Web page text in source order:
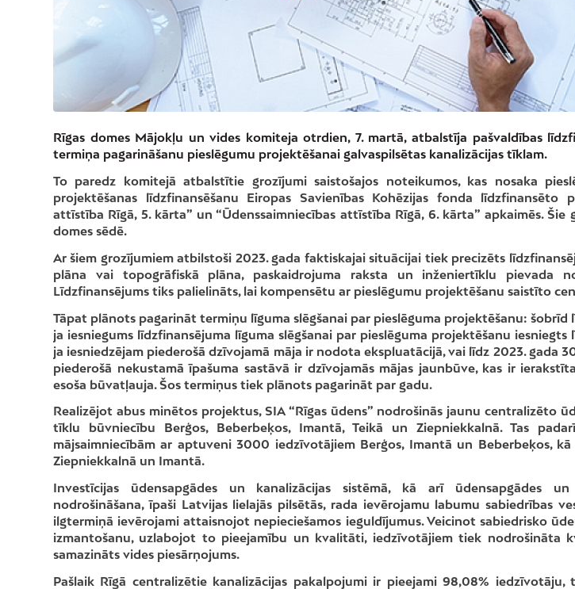
Rīgas domes Mājokļu un vides komiteja otrdien, 7. martā, atbalstīja pašvaldības
termiņa pagarināšanu pieslēgumu projektēšanai galvaspilsētas kanalizācijas tīklam.
To paredz komitejā atbalstītie grozījumi saistošajos noteikumos, kas nosaka
projektēšanas līdzfinansēšanu Eiropas Savienības Kohēzijas fonda līdzfinansēto
attīstība Rīgā, 5. kārta” un “Ūdenssaimniecības attīstība Rīgā, 6. kārta” apkaimēs. Šie
domes sēdē.
Ar šiem grozījumiem atbilstoši 2023. gada faktiskajai situācijai tiek precizēts
plāna vai topogrāfiskā plāna, paskaidrojuma raksta un inženiertīklu pievada
Līdzfinansējums tiks palielināts, lai kompensētu ar pieslēgumu projektēšanu saistīto
Tāpat plānots pagarināt termiņu līguma slēgšanai par pieslēguma projektēšanu: šobrīd
ja iesniegums līdzfinansējuma līguma slēgšanai par pieslēguma projektēšanu iesniegts
ja iesniedzējam piederošā dzīvojamā māja ir nodota ekspluatācijā, vai līdz 2023. gada
piederošā nekustamā īpašuma sastāvā ir dzīvojamās mājas jaunbūve, kas ir
esoša būvatļauja. Šos termiņus tiek plānots pagarināt par gadu.
Realizējot abus minētos projektus, SIA “Rīgas ūdens” nodrošinās jaunu centralizēto
tīklu būvniecību Berģos, Beberbeķos, Imantā, Teikā un Ziepniekkalnā. Tas
mājsaimniecībām ar aptuveni 3000 iedzīvotājiem Berģos, Imantā un Beberbeķos,
Ziepniekkalnā un Imantā.
Investīcijas ūdensapgādes un kanalizācijas sistēmā, kā arī ūdensapgādes un
nodrošināšana, īpaši Latvijas lielajās pilsētās, rada ievērojamu labumu sabiedrības
ilgtermiņā ievērojami attaisnojot nepieciešamos ieguldījumus. Veicinot sabiedrisko
izmantošanu, uzlabojot to pieejamību un kvalitāti, iedzīvotājiem tiek nodrošināta
samazināts vides piesārņojums.
Pašlaik Rīgā centralizētie kanalizācijas pakalpojumi ir pieejami 98,08% iedzīvotāju,